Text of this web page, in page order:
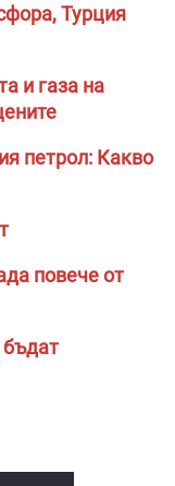
Турция
и газа на
петрол: Какво
повече от